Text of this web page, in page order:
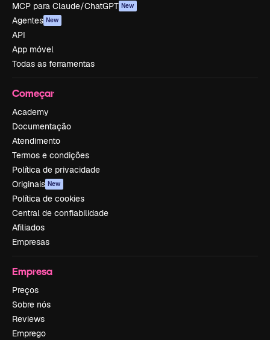
MCP para Claude/ChatGPT New
Agentes New
API
App móvel
Todas as ferramentas
Começar
Academy
Documentação
Atendimento
Termos e condições
Política de privacidade
Originais New
Política de cookies
Central de confiabilidade
Afiliados
Empresas
Empresa
Preços
Sobre nós
Reviews
Emprego